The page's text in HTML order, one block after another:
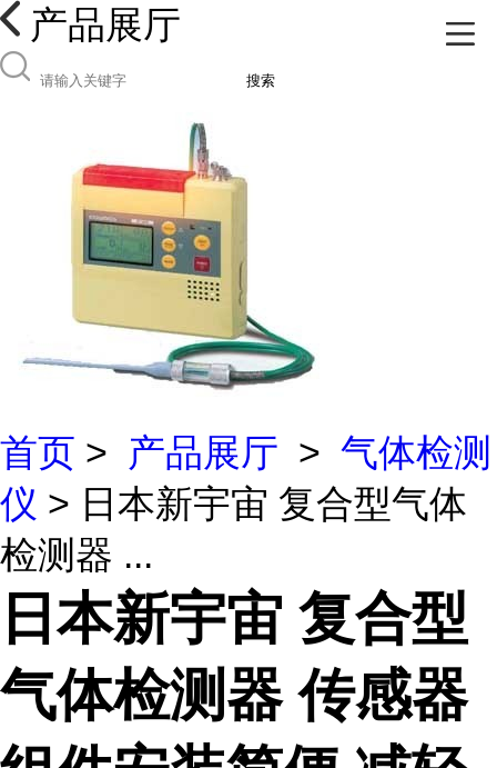
产品展厅
搜索
首页 > 产品展厅 > 气体检测
仪 > 日本新宇宙 复合型气体
检测器 ...
日本新宇宙 复合型
气体检测器 传感器